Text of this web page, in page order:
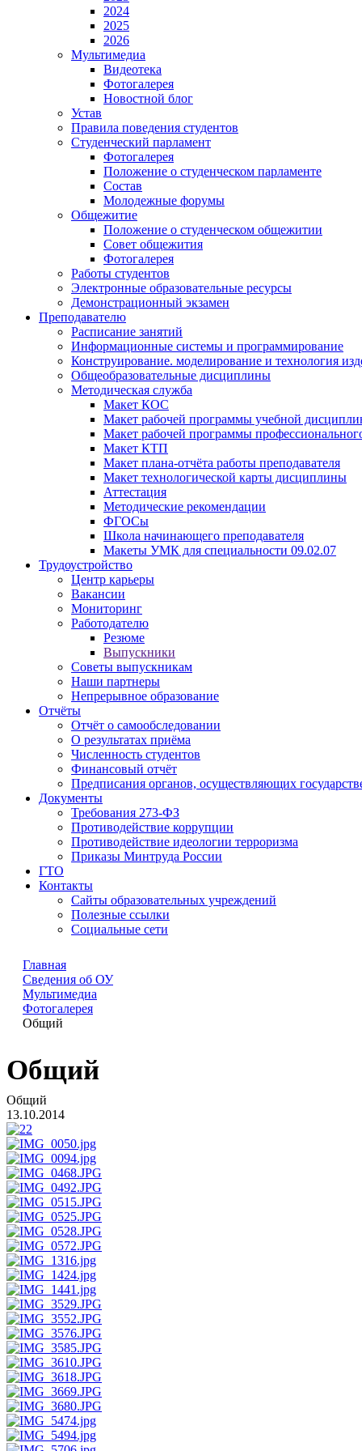
2024
2025
2026
Мультимедиа
Видеотека
Фотогалерея
Новостной блог
Устав
Правила поведения студентов
Студенческий парламент
Фотогалерея
Положение о студенческом парламенте
Состав
Молодежные форумы
Общежитие
Положение о студенческом общежитии
Совет общежития
Фотогалерея
Работы студентов
Электронные образовательные ресурсы
Демонстрационный экзамен
Преподавателю
Расписание занятий
Информационные системы и программирование
Конструирование. моделирование и технология
Общеобразовательные дисциплины
Методическая служба
Макет КОС
Макет рабочей программы учебной
Макет рабочей программы
Макет КТП
Макет плана-отчёта работы преподавателя
Макет технологической карты дисциплины
Аттестация
Методические рекомендации
ФГОСы
Школа начинающего преподавателя
Макеты УМК для специальности 09.02.07
Трудоустройство
Центр карьеры
Вакансии
Мониторинг
Работодателю
Резюме
Выпускники
Советы выпускникам
Наши партнеры
Непрерывное образование
Отчёты
Отчёт о самообследовании
О результатах приёма
Численность студентов
Финансовый отчёт
Предписания органов, осуществляющих
Документы
Требования 273-ФЗ
Противодействие коррупции
Противодействие идеологии терроризма
Приказы Минтруда России
ГТО
Контакты
Сайты образовательных учреждений
Полезные ссылки
Социальные сети
Главная
Сведения об ОУ
Мультимедиа
Фотогалерея
Общий
Общий
Общий
13.10.2014